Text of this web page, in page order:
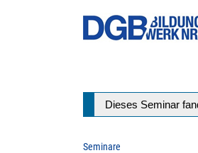
Dieses Seminar
Seminare